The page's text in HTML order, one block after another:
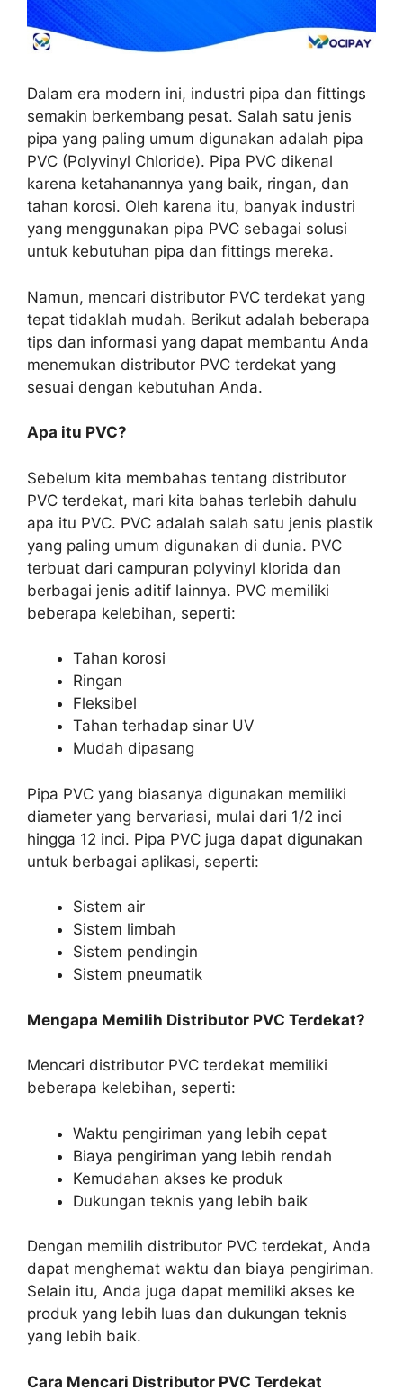
Dalam era modern ini, industri pipa dan fittings
semakin berkembang pesat. Salah satu jenis
pipa yang paling umum digunakan adalah pipa
PVC (Polyvinyl Chloride). Pipa PVC dikenal
karena ketahanannya yang baik, ringan, dan
tahan korosi. Oleh karena itu, banyak industri
yang menggunakan pipa PVC sebagai solusi
untuk kebutuhan pipa dan fittings mereka.
Namun, mencari distributor PVC terdekat yang
tepat tidaklah mudah. Berikut adalah beberapa
tips dan informasi yang dapat membantu Anda
menemukan distributor PVC terdekat yang
sesuai dengan kebutuhan Anda.
Apa itu PVC?
Sebelum kita membahas tentang distributor
PVC terdekat, mari kita bahas terlebih dahulu
apa itu PVC. PVC adalah salah satu jenis plastik
yang paling umum digunakan di dunia. PVC
terbuat dari campuran polyvinyl klorida dan
berbagai jenis aditif lainnya. PVC memiliki
beberapa kelebihan, seperti:
Tahan korosi
Ringan
Fleksibel
Tahan terhadap sinar UV
Mudah dipasang
Pipa PVC yang biasanya digunakan memiliki
diameter yang bervariasi, mulai dari 1/2 inci
hingga 12 inci. Pipa PVC juga dapat digunakan
untuk berbagai aplikasi, seperti:
Sistem air
Sistem limbah
Sistem pendingin
Sistem pneumatik
Mengapa Memilih Distributor PVC Terdekat?
Mencari distributor PVC terdekat memiliki
beberapa kelebihan, seperti:
Waktu pengiriman yang lebih cepat
Biaya pengiriman yang lebih rendah
Kemudahan akses ke produk
Dukungan teknis yang lebih baik
Dengan memilih distributor PVC terdekat, Anda
dapat menghemat waktu dan biaya pengiriman.
Selain itu, Anda juga dapat memiliki akses ke
produk yang lebih luas dan dukungan teknis
yang lebih baik.
Cara Mencari Distributor PVC Terdekat